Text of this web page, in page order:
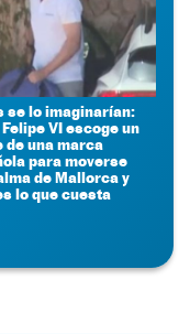
se lo imaginarían:
VI escoge un
de una marca
para moverse
de Mallorca y
lo que cuesta